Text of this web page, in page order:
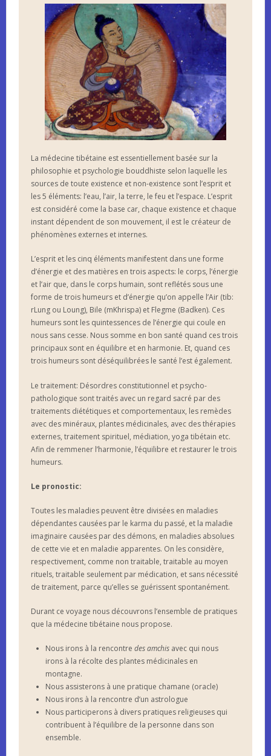
La médecine tibétaine est essentiellement basée sur la
philosophie et psychologie bouddhiste selon laquelle les
sources de toute existence et non-existence sont l’esprit et
les 5 éléments: l’eau, l’air, la terre, le feu et l’espace. L’esprit
est considéré come la base car, chaque existence et chaque
instant dépendent de son mouvement, il est le créateur de
phénomènes externes et internes.
L’esprit et les cinq éléments manifestent dans une forme
d’énergie et des matières en trois aspects: le corps, l’énergie
et l’air que, dans le corps humain, sont reflétés sous une
forme de trois humeurs et d’énergie qu’on appelle l’Air (tib:
rLung ou Loung), Bile (mKhrispa) et Flegme (Badken). Ces
humeurs sont les quintessences de l’énergie qui coule en
nous sans cesse. Nous somme en bon santé quand ces trois
principaux sont en équilibre et en harmonie. Et, quand ces
trois humeurs sont déséquilibrées le santé l’est également.
Le traitement: Désordres constitutionnel et psycho-
pathologique sont traités avec un regard sacré par des
traitements diététiques et comportementaux, les remèdes
avec des minéraux, plantes médicinales, avec des thérapies
externes, traitement spirituel, médiation, yoga tibétain etc.
Afin de remmener l’harmonie, l’équilibre et restaurer le trois
humeurs.
Le pronostic:
Toutes les maladies peuvent être divisées en maladies
dépendantes causées par le karma du passé, et la maladie
imaginaire causées par des démons, en maladies absolues
de cette vie et en maladie apparentes. On les considère,
respectivement, comme non traitable, traitable au moyen
rituels, traitable seulement par médication, et sans nécessité
de traitement, parce qu’elles se guérissent spontanément.
Durant ce voyage nous découvrons l’ensemble de pratiques
que la médecine tibétaine nous propose.
Nous irons à la rencontre des amchis avec qui nous
irons à la récolte des plantes médicinales en
montagne.
Nous assisterons à une pratique chamane (oracle)
Nous irons à la rencontre d’un astrologue
Nous participerons à divers pratiques religieuses qui
contribuent à l’équilibre de la personne dans son
ensemble.